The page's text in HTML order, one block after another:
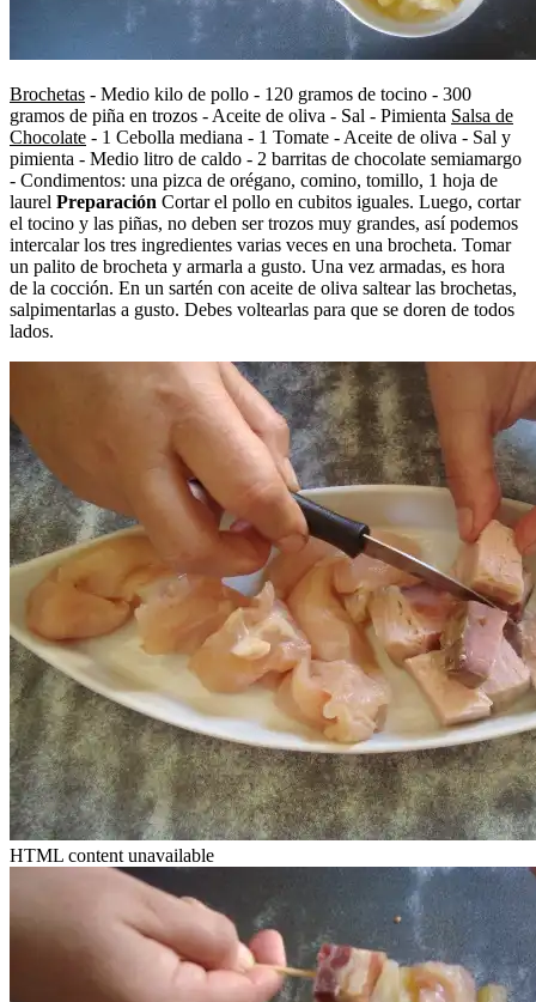
Brochetas - Medio kilo de pollo - 120 gramos de tocino - 300
gramos de piña en trozos - Aceite de oliva - Sal - Pimienta Salsa de
Chocolate - 1 Cebolla mediana - 1 Tomate - Aceite de oliva - Sal y
pimienta - Medio litro de caldo - 2 barritas de chocolate semiamargo
- Condimentos: una pizca de orégano, comino, tomillo, 1 hoja de
laurel Preparación Cortar el pollo en cubitos iguales. Luego, cortar
el tocino y las piñas, no deben ser trozos muy grandes, así podemos
intercalar los tres ingredientes varias veces en una brocheta. Tomar
un palito de brocheta y armarla a gusto. Una vez armadas, es hora
de la cocción. En un sartén con aceite de oliva saltear las brochetas,
salpimentarlas a gusto. Debes voltearlas para que se doren de todos
lados.
HTML content unavailable